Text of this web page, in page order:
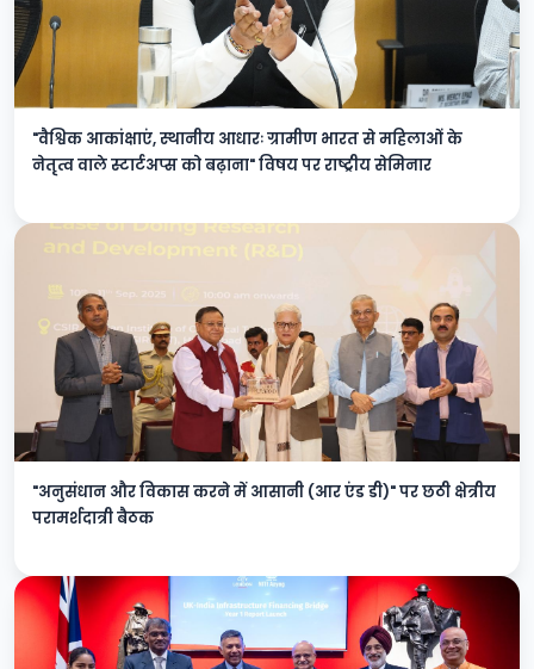
"वैश्विक आकांक्षाएं, स्थानीय आधारः ग्रामीण भारत से महिलाओं के
नेतृत्व वाले स्टार्टअप्स को बढ़ाना" विषय पर राष्ट्रीय सेमिनार
"अनुसंधान और विकास करने में आसानी (आर एंड डी)" पर छठी क्षेत्रीय
परामर्शदात्री बैठक